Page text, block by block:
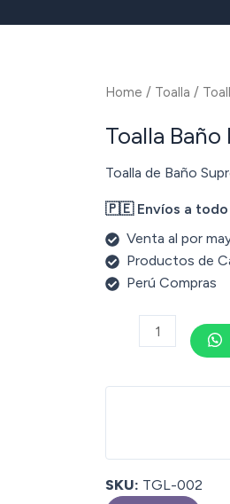
Home / Toalla /
Toalla Baño
Toalla de Baño
🇵🇪 Envíos a todo
Venta al por
Productos de
Perú Compras
SKU: TGL-002